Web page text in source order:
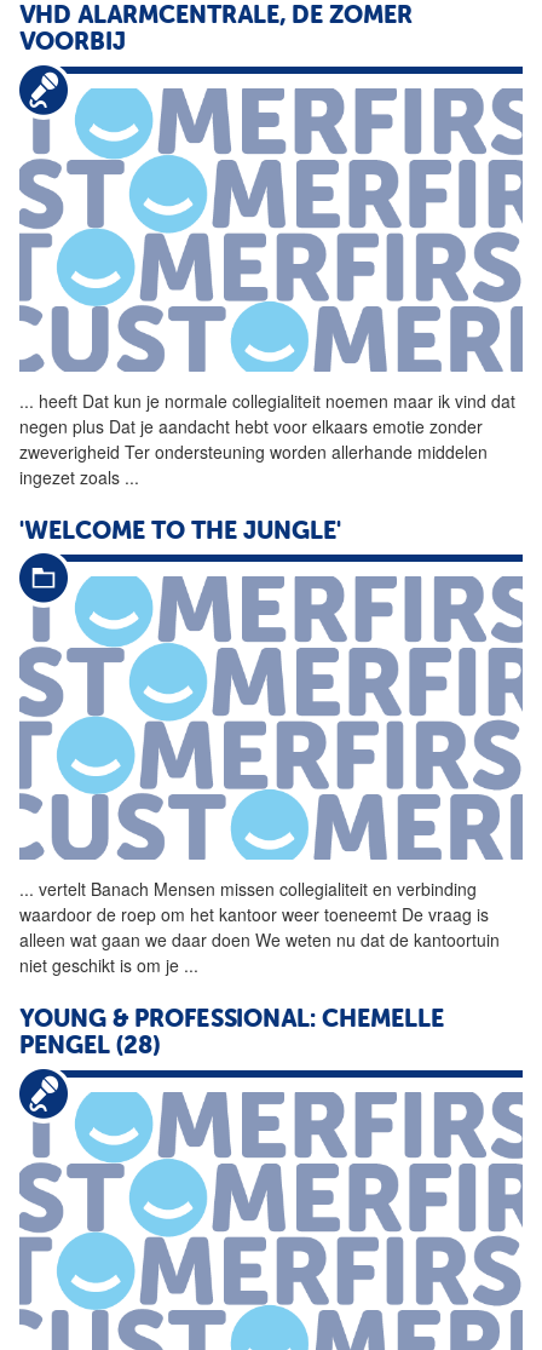
VHD ALARMCENTRALE, DE ZOMER
VOORBIJ
... heeft Dat kun je normale collegialiteit noemen maar ik vind dat
negen plus Dat je aandacht hebt voor elkaars emotie zonder
zweverigheid Ter ondersteuning worden allerhande middelen
ingezet zoals ...
'WELCOME TO THE JUNGLE'
... vertelt Banach Mensen missen collegialiteit en verbinding
waardoor de roep om het kantoor weer toeneemt De vraag is
alleen wat gaan we daar doen We weten nu dat de kantoortuin
niet geschikt is om je ...
YOUNG & PROFESSIONAL: CHEMELLE
PENGEL (28)